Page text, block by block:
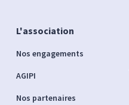
L'association
Nos engagements
AGIPI
Nos partenaires